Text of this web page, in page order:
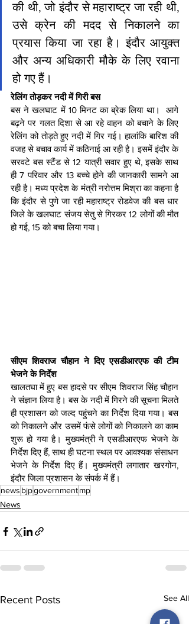
की थी, जो इंदौर से महाराष्ट्र जा रही थी,
उसे क्रेन की मदद से निकालने का
प्रयास किया जा रहा है। इंदौर आयुक्त
और अन्य अधिकारी मौके के लिए रवाना
हो गए हैं।
रेलिंग तोड़कर नदी में गिरी बस
बस ने खलघाट में 10 मिनट का ब्रेक लिया था।  आगे
बढ़ने पर गलत दिशा से आ रहे वाहन को बचाने के लिए
रेलिंग को तोड़ते हुए नदी में गिर गई। हालांकि बारिश की
वजह से बचाव कार्य में कठिनाई आ रही है। इसमें इंदौर के
सरवटे बस स्टैंड से 12 यात्री सवार हुए थे, इसके साथ
ही 7 परिवार और 13 बच्चे होने की जानकारी सामने आ
रही है। मध्य प्रदेश के मंत्री नरोत्तम मिश्रा का कहना है
कि इंदौर से पुणे जा रही महाराष्ट्र रोडवेज की बस धार
जिले के खलघाट संजय सेतु से गिरकर 12 लोगों की मौत
हो गई, 15 को बचा लिया गया।
सीएम शिवराज चौहान ने दिए एसडीआरएफ की टीम
भेजने के निर्देश
खालतघा में हुए बस हादसे पर सीएम शिवराज सिंह चौहान
ने संज्ञान लिया है। बस के नदी में गिरने की सूचना मिलते
ही प्रशासन को जल्द पहुंचने का निर्देश दिया गया। बस
को निकालने और उसमें फंसे लोगों को निकालने का काम
शुरू हो गया है। मुख्यमंत्री ने एसडीआरएफ भेजने के
निर्देश दिए हैं, साथ ही घटना स्थल पर आवश्यक संसाधन
भेजने के निर्देश दिए हैं। मुख्यमंत्री लगातार खरगोन,
इंदौर जिला प्रशासन के संपर्क में हैं।
news bjpgovernmentmp
News
Recent Posts See All